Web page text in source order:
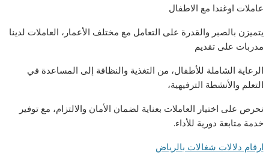
عاملات اوغندا مع الاطفال
يتميزن بالصبر والقدرة على التعامل مع مختلف الأعمار، العاملات لدينا
مدربات على تقديم
الرعاية الشاملة للأطفال، من التغذية والنظافة إلى المساعدة في
التعلم والأنشطة الترفيهية،
نحرص على اختيار العاملات بعناية لضمان الأمان والالتزام، مع توفير
خدمة متابعة دورية للأداء.
ارقام دلالات شغالات بالرياض